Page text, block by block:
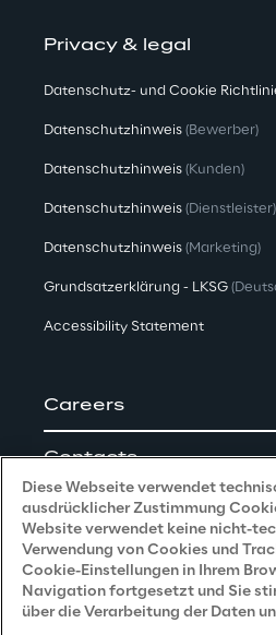
Privacy & legal
Datenschutz- und Cookie
Datenschutzhinweis (Bewerber)
Datenschutzhinweis (Kunden)
Datenschutzhinweis (Dienstleister)
Datenschutzhinweis (Marketing)
Grundsatzerklärung - LKSG
Accessibility Statement
Careers
Contacts
Reply © 2026
Company information
Diese Webseite verwendet
ausdrücklicher Zustimmung
Website verwendet keine nicht-
Verwendung von Cookies und
Cookie-Einstellungen in Ihrem
Navigation fortgesetzt und Sie
über die Verarbeitung der Daten